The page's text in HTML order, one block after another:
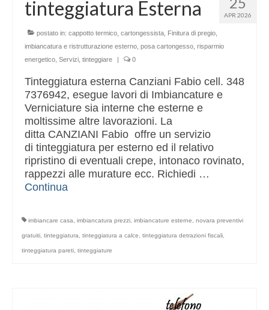
Altri servizi
Cartongesso
Controsoffitti
Posa pavimento laminato
Muratura
APR 2026
tinteggiatura Esterna
postato in: cappotto termico, cartongessista, Finitura di pregio,
imbiancatura e ristrutturazione esterno, posa cartongesso, risparmio
energetico, Servizi, tinteggiare 0
Tinteggiatura esterna Canziani Fabio cell. 348
7376942, esegue lavori di Imbiancature e
Verniciature sia interne che esterne e
moltissime altre lavorazioni. La
ditta CANZIANI Fabio offre un servizio
di tinteggiatura per esterno ed il relativo
ripristino di eventuali crepe, intonaco rovinato,
rappezzi alle murature ecc. Richiedi …
Continua
imbiancare casa, imbiancatura prezzi, imbiancature esterne, novara preventivi
gratuiti, tinteggiatura, tinteggiatura a calce, tinteggiatura detrazioni fiscali,
tinteggiatura pareti, tinteggiature